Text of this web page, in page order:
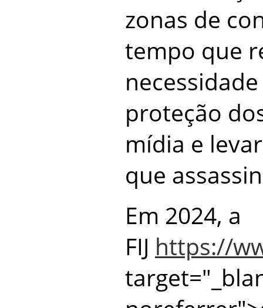
zonas de
tempo que
proteção
mídia e
que
Em 2024, a
FIJ https://